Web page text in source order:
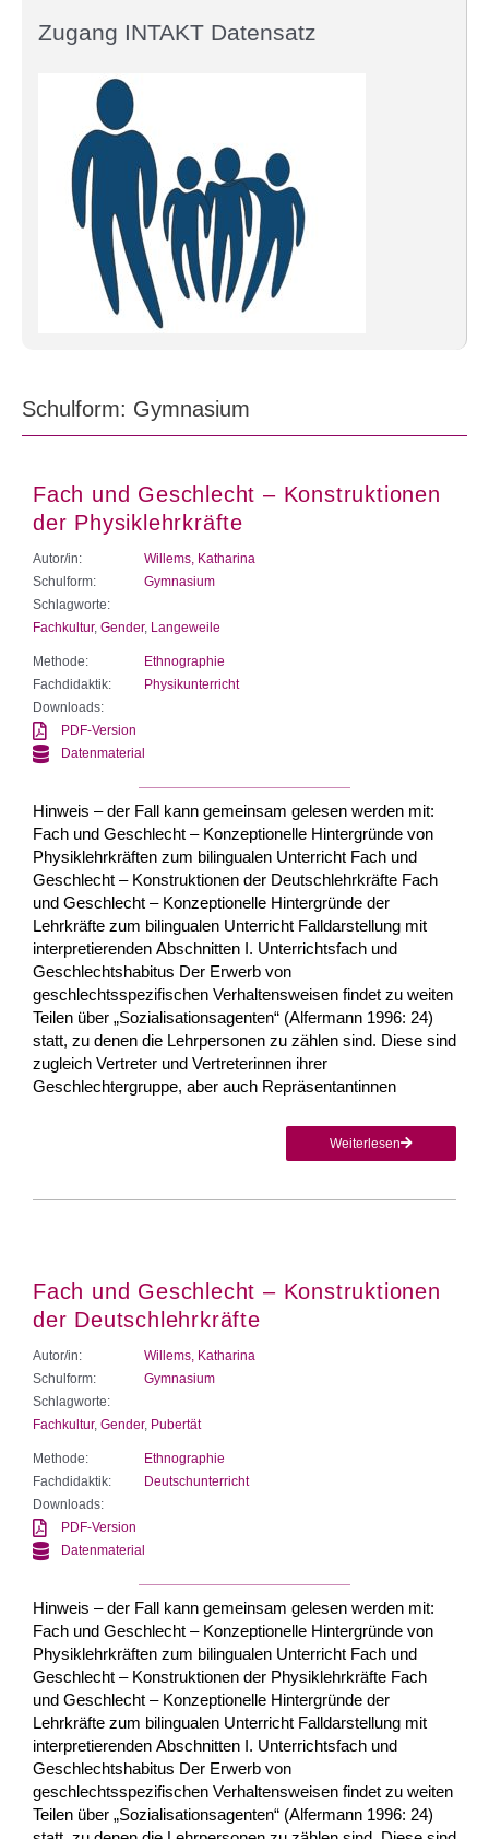
Zugang INTAKT Datensatz
Schulform: Gymnasium
Fach und Geschlecht – Konstruktionen
der Physiklehrkräfte
Autor/in:
Willems, Katharina
Schulform:
Gymnasium
Schlagworte:
Fachkultur, Gender, Langeweile
Methode:
Ethnographie
Fachdidaktik:
Physikunterricht
Downloads:
PDF-Version
Datenmaterial
Hinweis – der Fall kann gemeinsam gelesen werden mit:
Fach und Geschlecht – Konzeptionelle Hintergründe von
Physiklehrkräften zum bilingualen Unterricht Fach und
Geschlecht – Konstruktionen der Deutschlehrkräfte Fach
und Geschlecht – Konzeptionelle Hintergründe der
Lehrkräfte zum bilingualen Unterricht Falldarstellung mit
interpretierenden Abschnitten I. Unterrichtsfach und
Geschlechtshabitus Der Erwerb von
geschlechtsspezifischen Verhaltensweisen findet zu weiten
Teilen über „Sozialisationsagenten“ (Alfermann 1996: 24)
statt, zu denen die Lehrpersonen zu zählen sind. Diese sind
zugleich Vertreter und Vertreterinnen ihrer
Geschlechtergruppe, aber auch Repräsentantinnen
Weiterlesen
Fach und Geschlecht – Konstruktionen
der Deutschlehrkräfte
Autor/in:
Willems, Katharina
Schulform:
Gymnasium
Schlagworte:
Fachkultur, Gender, Pubertät
Methode:
Ethnographie
Fachdidaktik:
Deutschunterricht
Downloads:
PDF-Version
Datenmaterial
Hinweis – der Fall kann gemeinsam gelesen werden mit:
Fach und Geschlecht – Konzeptionelle Hintergründe von
Physiklehrkräften zum bilingualen Unterricht Fach und
Geschlecht – Konstruktionen der Physiklehrkräfte Fach
und Geschlecht – Konzeptionelle Hintergründe der
Lehrkräfte zum bilingualen Unterricht Falldarstellung mit
interpretierenden Abschnitten I. Unterrichtsfach und
Geschlechtshabitus Der Erwerb von
geschlechtsspezifischen Verhaltensweisen findet zu weiten
Teilen über „Sozialisationsagenten“ (Alfermann 1996: 24)